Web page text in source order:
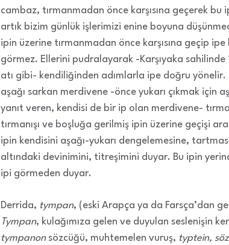
cambaz, tırmanmadan önce karşısına geçerek
artık bizim günlük işlerimizi enine boyuna
ipin üzerine tırmanmadan önce karşısına geçip
görmez. Ellerini pudralayarak -Karşıyaka
atı gibi- kendiliğinden adımlarla ipe doğru yönelir.
aşağı sarkan merdivene -önce yukarı çıkmak için
yanıt veren, kendisi de bir ip olan merdivene-
tırmanışı ve boşluğa gerilmiş ipin üzerine geçişi
ipin kendisini aşağı-yukarı dengelemesine,
altındaki devinimini, titreşimini duyar. Bu ipin
ipi görmeden duyar.
Derrida, tympan, (eski Arapça ya da Farsça’dan
Tympan, kulağımıza gelen ve duyulan seslenişin
tympanonsözcüğü, muhtemelen vuruş, typtein,